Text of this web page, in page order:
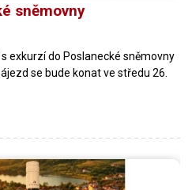
sněmovny
exkurzí do Poslanecké sněmovny
se bude konat ve středu 26.